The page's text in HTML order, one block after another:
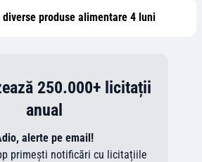
produse alimentare 4 luni
250.000+ licitații
anual
alerte pe email!
primești notificări cu licitațiile